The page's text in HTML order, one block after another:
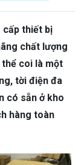
cấp thiết bị
chất lượng
thể coi là một
tời điện đa
có sẵn ở kho
hàng toàn